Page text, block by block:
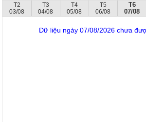
T2
03/08
T3
04/08
T4
05/08
T5
06/08
T6
07/08
Dữ liệu ngày 07/08/2026 chưa